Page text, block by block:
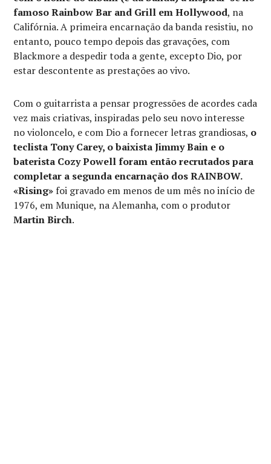
famoso Rainbow Bar and Grill em Hollywood, na
Califórnia. A primeira encarnação da banda resistiu, no
entanto, pouco tempo depois das gravações, com
Blackmore a despedir toda a gente, excepto Dio, por
estar descontente as prestações ao vivo.
Com o guitarrista a pensar progressões de acordes cada
vez mais criativas, inspiradas pelo seu novo interesse
no violoncelo, e com Dio a fornecer letras grandiosas, o
teclista Tony Carey, o baixista Jimmy Bain e o
baterista Cozy Powell foram então recrutados para
completar a segunda encarnação dos RAINBOW.
«Rising» foi gravado em menos de um mês no início de
1976, em Munique, na Alemanha, com o produtor
Martin Birch.